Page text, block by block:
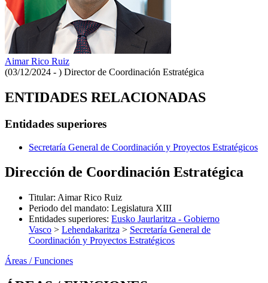
Aimar Rico Ruiz
(03/12/2024 - ) Director de Coordinación Estratégica
ENTIDADES RELACIONADAS
Entidades superiores
Secretaría General de Coordinación y Proyectos Estratégicos
Dirección de Coordinación Estratégica
Titular: Aimar Rico Ruiz
Periodo del mandato: Legislatura XIII
Entidades superiores: Eusko Jaurlaritza - Gobierno
Vasco > Lehendakaritza > Secretaría General de
Coordinación y Proyectos Estratégicos
Áreas / Funciones